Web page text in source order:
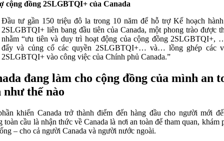
cộng đồng 2SLGBTQI+ của Canada
Đầu tư gần 150 triệu đô la trong 10 năm để hỗ trợ Kế hoạch
2SLGBTQI+ liên bang đầu tiên của Canada, một phong trào được
nhằm “ưu tiên và duy trì hoạt động của cộng đồng 2SLGBTQI+,
đẩy và củng cố các quyền 2SLGBTQI+… và… lồng ghép các
2SLGBTQI+ vào công việc của Chính phủ Canada.”
đang làm cho cộng đồng của mình an
như thế nào
khiến Canada trở thành điểm đến hàng đầu cho người mới
toàn cầu là nhận thức về Canada là nơi an toàn để tham quan, khám
– cho cả người Canada và người nước ngoài.